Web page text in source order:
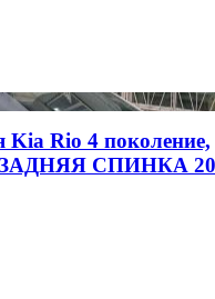
Kia Rio 4 поколение,
СПИНКА